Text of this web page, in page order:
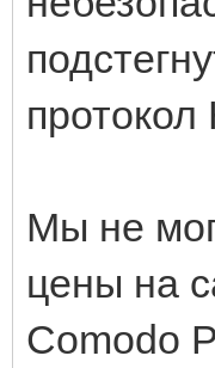
протокол
Мы не
цены на
Comodo